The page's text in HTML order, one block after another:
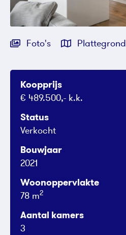
Foto's Plattegrond
Koopprijs
€ 489.500,- k.k.
Status
Verkocht
Bouwjaar
2021
Woonoppervlakte
78 m2
Aantal kamers
3